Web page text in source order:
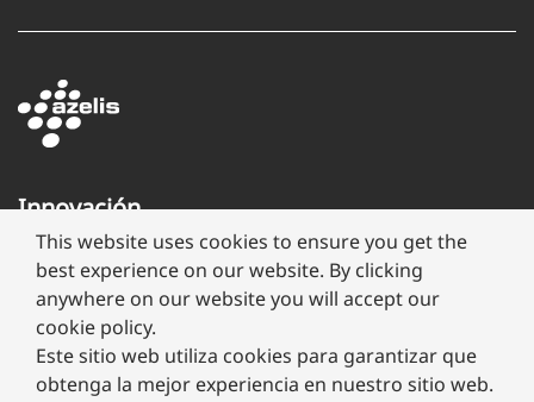
Innovación
través
de
formulación
This website uses cookies to ensure you get the
best experience on our website. By clicking
anywhere on our website you will accept our
cookie policy.
Este sitio web utiliza cookies para garantizar que
obtenga la mejor experiencia en nuestro sitio web.